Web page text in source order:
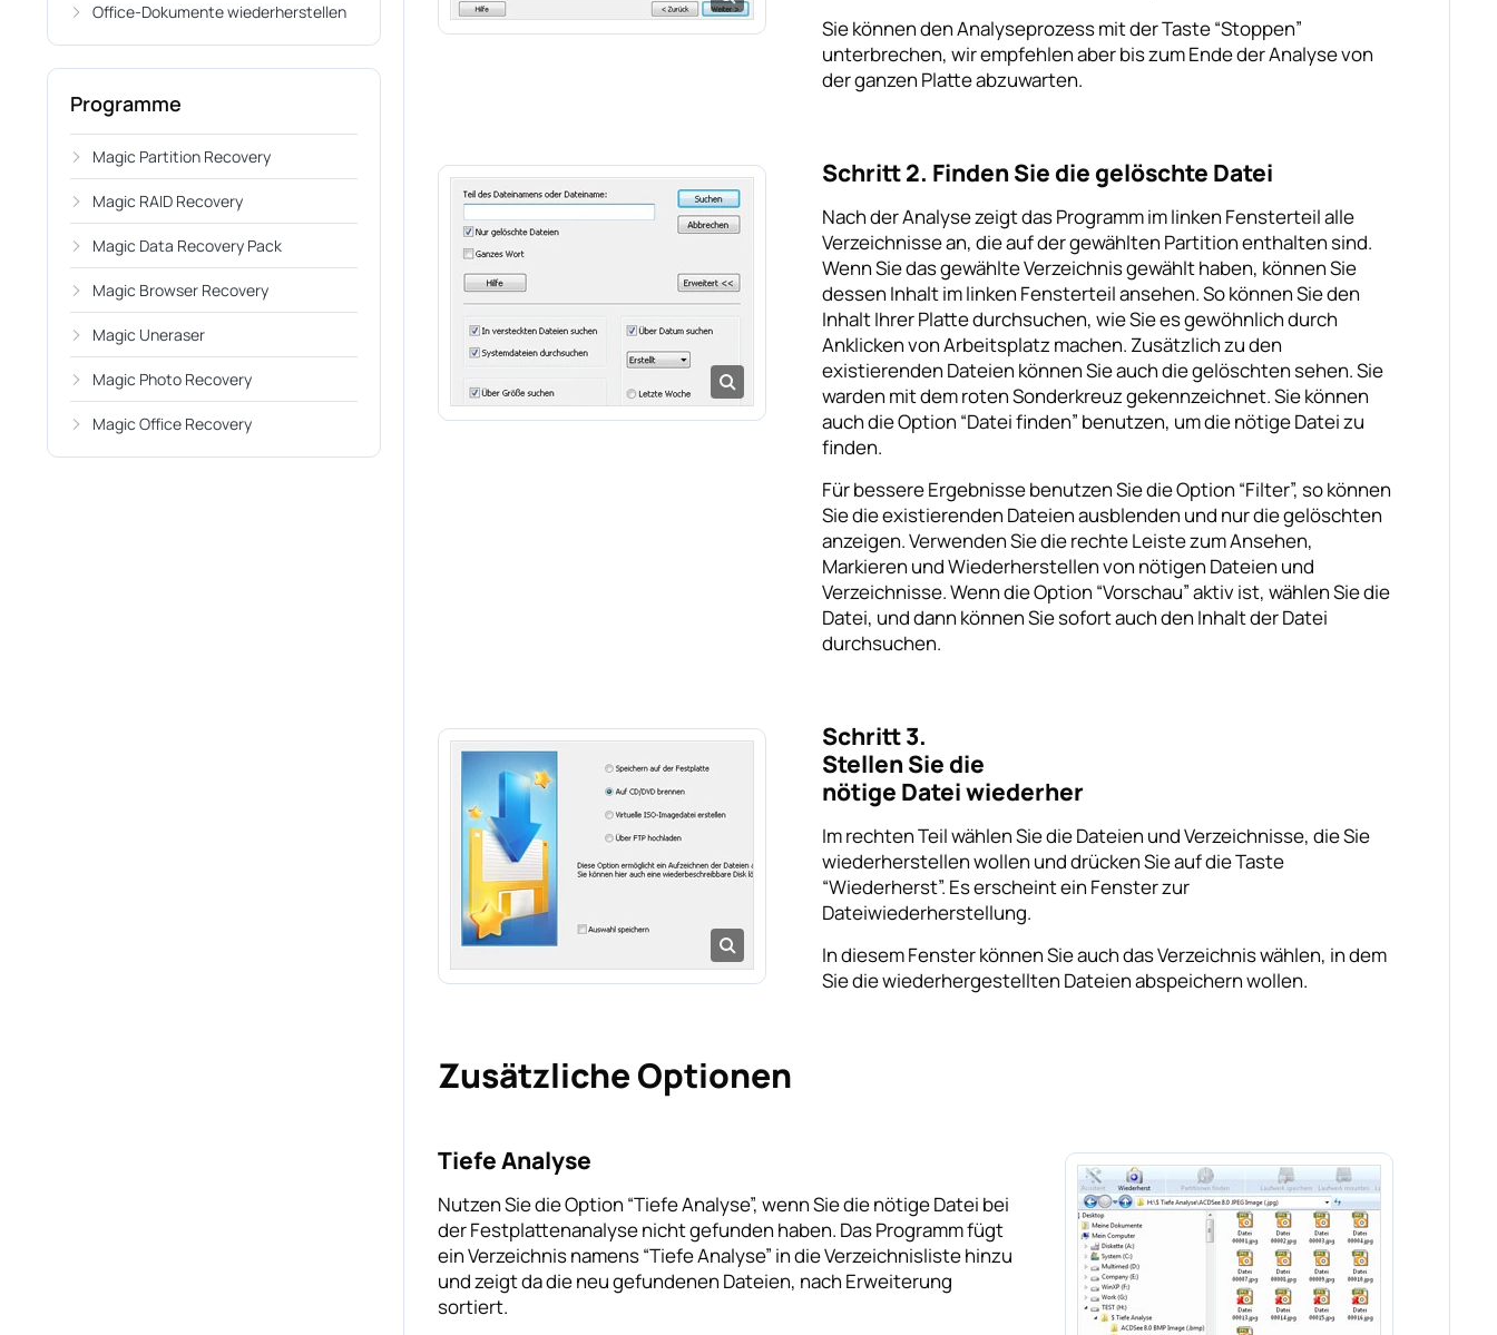
Sie können den Analyseprozess mit der Taste “Stoppen”
unterbrechen, wir empfehlen aber bis zum Ende der Analyse von
der ganzen Platte abzuwarten.
Schritt 2. Finden Sie die gelöschte Datei
Nach der Analyse zeigt das Programm im linken Fensterteil alle
Verzeichnisse an, die auf der gewählten Partition enthalten sind.
Wenn Sie das gewählte Verzeichnis gewählt haben, können Sie
dessen Inhalt im linken Fensterteil ansehen. So können Sie den
Inhalt Ihrer Platte durchsuchen, wie Sie es gewöhnlich durch
Anklicken von Arbeitsplatz machen. Zusätzlich zu den
existierenden Dateien können Sie auch die gelöschten sehen. Sie
warden mit dem roten Sonderkreuz gekennzeichnet. Sie können
auch die Option “Datei finden” benutzen, um die nötige Datei zu
finden.
Für bessere Ergebnisse benutzen Sie die Option “Filter”, so können
Sie die existierenden Dateien ausblenden und nur die gelöschten
anzeigen. Verwenden Sie die rechte Leiste zum Ansehen,
Markieren und Wiederherstellen von nötigen Dateien und
Verzeichnisse. Wenn die Option “Vorschau” aktiv ist, wählen Sie die
Datei, und dann können Sie sofort auch den Inhalt der Datei
durchsuchen.
Schritt 3.
Stellen Sie die
nötige Datei wiederher
Im rechten Teil wählen Sie die Dateien und Verzeichnisse, die Sie
wiederherstellen wollen und drücken Sie auf die Taste
“Wiederherst”. Es erscheint ein Fenster zur
Dateiwiederherstellung.
In diesem Fenster können Sie auch das Verzeichnis wählen, in dem
Sie die wiederhergestellten Dateien abspeichern wollen.
Zusätzliche Optionen
Tiefe Analyse
Nutzen Sie die Option “Tiefe Analyse”, wenn Sie die nötige Datei bei
der Festplattenanalyse nicht gefunden haben. Das Programm fügt
ein Verzeichnis namens “Tiefe Analyse” in die Verzeichnisliste hinzu
und zeigt da die neu gefundenen Dateien, nach Erweiterung
sortiert.
Office-Dokumente wiederherstellen
Programme
Magic Partition Recovery
Magic RAID Recovery
Magic Data Recovery Pack
Magic Browser Recovery
Magic Uneraser
Magic Photo Recovery
Magic Office Recovery